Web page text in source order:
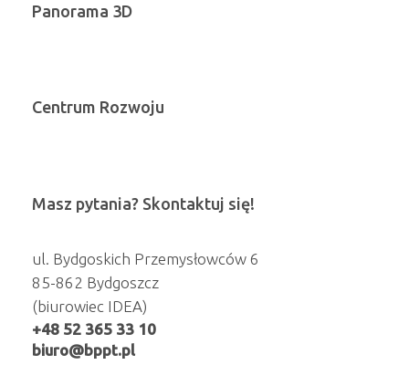
Panorama 3D
Centrum Rozwoju
Masz pytania? Skontaktuj się!
ul. Bydgoskich Przemysłowców 6
85-862 Bydgoszcz
(biurowiec IDEA)
+48 52 365 33 10
biuro@bppt.pl